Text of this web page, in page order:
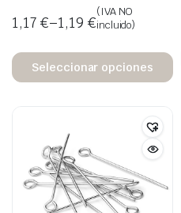
1,17 €–1,19 €
(IVA NO
incluido)
Seleccionar opciones